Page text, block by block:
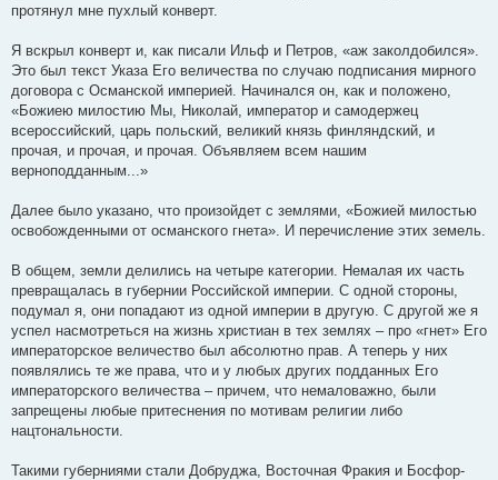
протянул мне пухлый конверт.
Я вскрыл конверт и, как писали Ильф и Петров, «аж заколдобился».
Это был текст Указа Его величества по случаю подписания мирного
договора с Османской империей. Начинался он, как и положено,
«Божиею милостию Мы, Николай, император и самодержец
всероссийский, царь польский, великий князь финляндский, и
прочая, и прочая, и прочая. Объявляем всем нашим
верноподданным...»
Далее было указано, что произойдет с землями, «Божией милостью
освобожденными от османского гнета». И перечисление этих земель.
В общем, земли делились на четыре категории. Немалая их часть
превращалась в губернии Российской империи. С одной стороны,
подумал я, они попадают из одной империи в другую. С другой же я
успел насмотреться на жизнь христиан в тех землях – про «гнет» Его
императорское величество был абсолютно прав. А теперь у них
появлялись те же права, что и у любых других подданных Его
императорского величества – причем, что немаловажно, были
запрещены любые притеснения по мотивам религии либо
нацтональности.
Такими губерниями стали Добруджа, Восточная Фракия и Босфор-